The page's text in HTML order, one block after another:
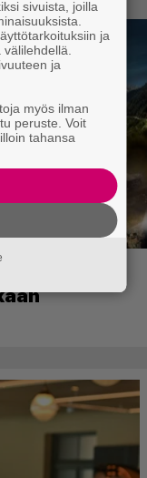
Recon -
sivuista, joilla
ja
ja
myös ilman
peruste. Voit
tahansa